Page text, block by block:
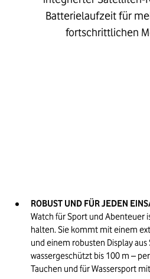
Batterielaufzeit für
fortschrittlichen
ROBUST UND FÜR JEDEN
Watch für Sport und Abenteuer
halten. Sie kommt mit einem
und einem robusten Display aus
wassergeschützt bis 100 m –
Tauchen und für Wassersport